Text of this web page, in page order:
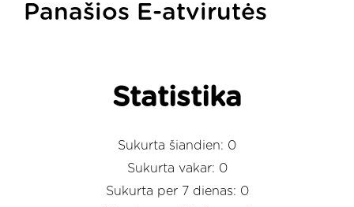
Panašios E-atvirutės
Statistika
Sukurta šiandien: 0
Sukurta vakar: 0
Sukurta per 7 dienas: 0